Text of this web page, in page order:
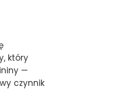
który
—
czynnik